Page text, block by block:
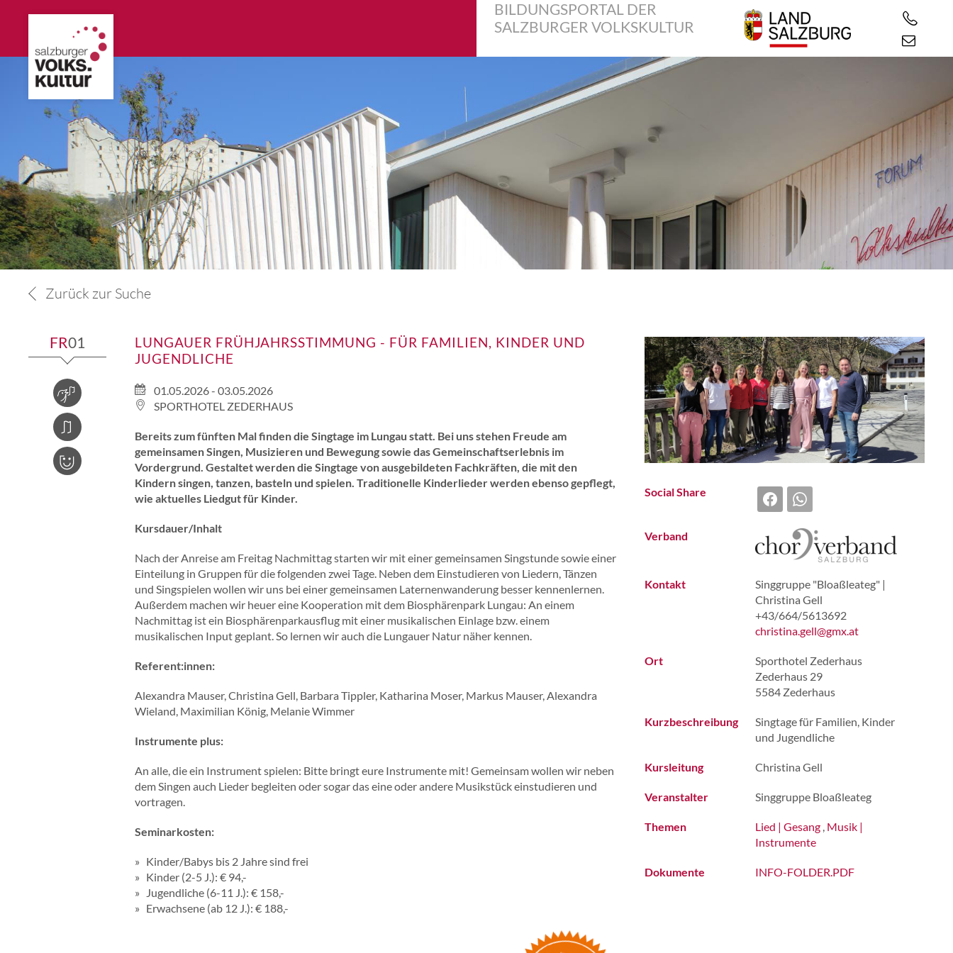
BILDUNGSPORTAL DER
SALZBURGER VOLKSKULTUR
TANZ
Zurück zur Suche
FR01
LIED | GESANG
MUSIK | INSTRUMENTE
KINDER & JUGEND
LUNGAUER FRÜHJAHRSSTIMMUNG - FÜR FAMILIEN, KINDER UND
JUGENDLICHE
01.05.2026 - 03.05.2026
SPORTHOTEL ZEDERHAUS
Bereits zum fünften Mal finden die Singtage im Lungau statt. Bei uns stehen Freude am
gemeinsamen Singen, Musizieren und Bewegung sowie das Gemeinschaftserlebnis im
Vordergrund. Gestaltet werden die Singtage von ausgebildeten Fachkräften, die mit den
Kindern singen, tanzen, basteln und spielen. Traditionelle Kinderlieder werden ebenso gepflegt,
wie aktuelles Liedgut für Kinder.
Kursdauer/Inhalt
Nach der Anreise am Freitag Nachmittag starten wir mit einer gemeinsamen Singstunde sowie einer
Einteilung in Gruppen für die folgenden zwei Tage. Neben dem Einstudieren von Liedern, Tänzen
und Singspielen wollen wir uns bei einer gemeinsamen Laternenwanderung besser kennenlernen.
Außerdem machen wir heuer eine Kooperation mit dem Biosphärenpark Lungau: An einem
Nachmittag ist ein Biosphärenparkausflug mit einer musikalischen Einlage bzw. einem
musikalischen Input geplant. So lernen wir auch die Lungauer Natur näher kennen.
Referent:innen:
Alexandra Mauser, Christina Gell, Barbara Tippler, Katharina Moser, Markus Mauser, Alexandra
Wieland, Maximilian König, Melanie Wimmer
Instrumente plus:
An alle, die ein Instrument spielen: Bitte bringt eure Instrumente mit! Gemeinsam wollen wir neben
dem Singen auch Lieder begleiten oder sogar das eine oder andere Musikstück einstudieren und
vortragen.
Seminarkosten:
Kinder/Babys bis 2 Jahre sind frei
Kinder (2-5 J.): € 94,-
Jugendliche (6-11 J.): € 158,-
Erwachsene (ab 12 J.): € 188,-
Social Share
Verband
Kontakt
Singgruppe "Bloaßleateg" |
Christina Gell
+43/664/5613692
christina.gell@gmx.at
Ort
Sporthotel Zederhaus
Zederhaus 29
5584 Zederhaus
Kurzbeschreibung
Singtage für Familien, Kinder
und Jugendliche
Kursleitung Christina Gell
Veranstalter Singgruppe Bloaßleateg
Themen Lied | Gesang Musik |
Instrumente
Dokumente INFO-FOLDER.PDF